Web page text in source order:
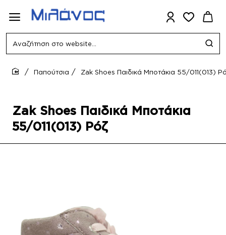
Αναζήτηση
website...
Zak Shoes Παιδικά Μποτάκια
55/011(013) Ρόζ
Παπούτσια Zak Shoes Παιδικά Μποτάκια 55/011(013)